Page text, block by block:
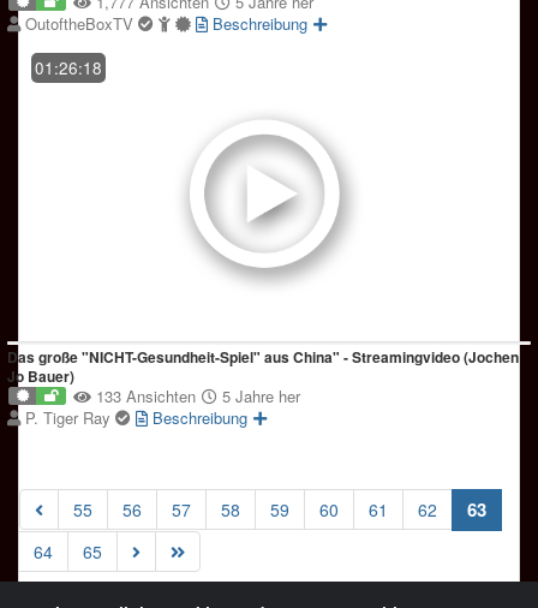
OutoftheBoxTV
Beschreibung
01:26:18
Das große "NICHT-Gesundheit-Spiel" aus China" - Streamingvideo (Jochen
Jo Bauer)
133 Ansichten
5 Jahre her
P. Tiger Ray
Beschreibung
55 56 57 58 59 60 61 62 63
64 65